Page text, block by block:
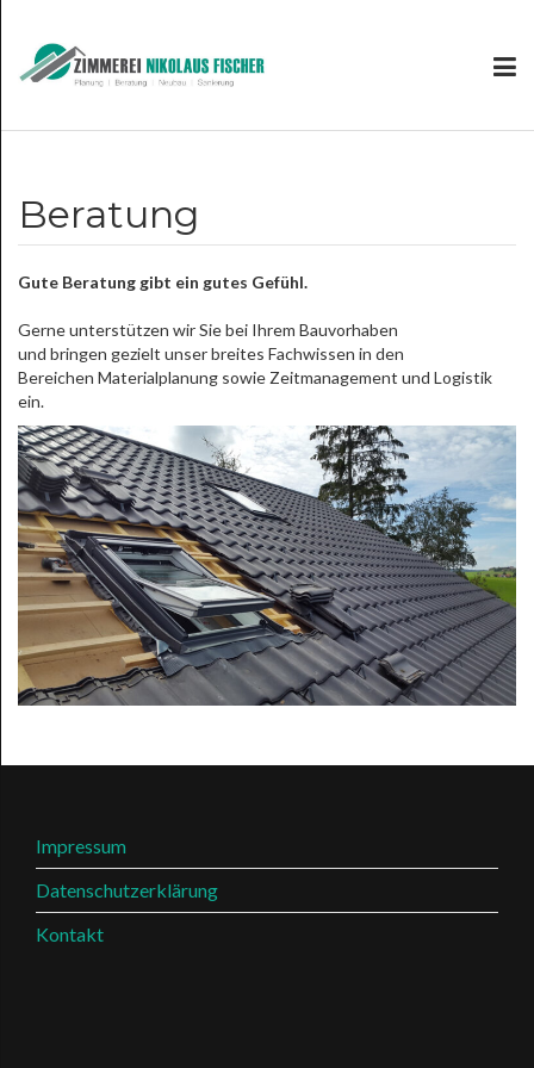
Beratung
Gute Beratung gibt ein gutes Gefühl.
Gerne unterstützen wir Sie bei Ihrem Bauvorhaben
und bringen gezielt unser breites Fachwissen in den
Bereichen Materialplanung sowie Zeitmanagement und Logistik
ein.
Impressum
Datenschutzerklärung
Kontakt